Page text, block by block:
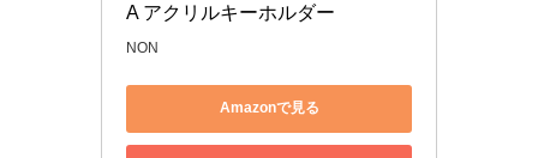
A アクリルキーホルダー
NON
Amazonで見る